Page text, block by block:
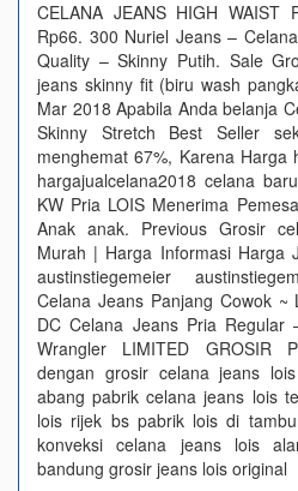
CELANA JEANS HIGH WAIST
Rp66. 300 Nuriel Jeans –
Quality – Skinny Putih. Sale
jeans skinny fit (biru wash
Mar 2018 Apabila Anda belanja
Skinny Stretch Best Seller
menghemat 67%, Karena Harga
hargajualcelana2018 celana
KW Pria LOIS Menerima
Anak anak. Previous Grosir
Murah | Harga Informasi Harga
austinstiegemeier
Celana Jeans Panjang Cowok
DC Celana Jeans Pria
Wrangler LIMITED GROSIR
dengan grosir celana jeans
abang pabrik celana jeans lois
lois rijek bs pabrik lois di
konveksi celana jeans lois
bandung grosir jeans lois original